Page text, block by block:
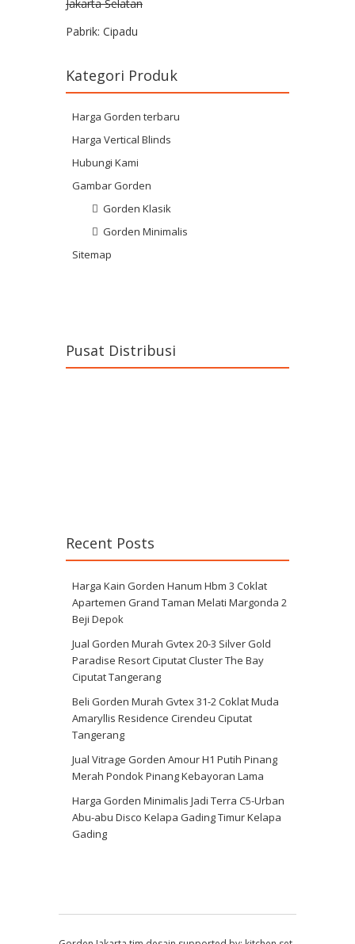
Jakarta Selatan
Pabrik: Cipadu
Kategori Produk
Harga Gorden terbaru
Harga Vertical Blinds
Hubungi Kami
Gambar Gorden
Gorden Klasik
Gorden Minimalis
Sitemap
Pusat Distribusi
Recent Posts
Harga Kain Gorden Hanum Hbm 3 Coklat
Apartemen Grand Taman Melati Margonda 2
Beji Depok
Jual Gorden Murah Gvtex 20-3 Silver Gold
Paradise Resort Ciputat Cluster The Bay
Ciputat Tangerang
Beli Gorden Murah Gvtex 31-2 Coklat Muda
Amaryllis Residence Cirendeu Ciputat
Tangerang
Jual Vitrage Gorden Amour H1 Putih Pinang
Merah Pondok Pinang Kebayoran Lama
Harga Gorden Minimalis Jadi Terra C5-Urban
Abu-abu Disco Kelapa Gading Timur Kelapa
Gading